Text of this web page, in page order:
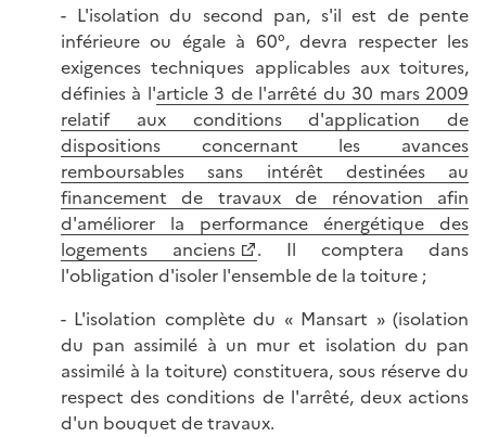
- L'isolation du second pan, s'il est de pente
inférieure ou égale à 60°, devra respecter les
exigences techniques applicables aux toitures,
définies à l'article 3 de l'arrêté du 30 mars 2009
relatif aux conditions d'application de
dispositions concernant les avances
remboursables sans intérêt destinées au
financement de travaux de rénovation afin
d'améliorer la performance énergétique des
logements anciens
. Il comptera dans
l'obligation d'isoler l'ensemble de la toiture ;
- L'isolation complète du « Mansart » (isolation
du pan assimilé à un mur et isolation du pan
assimilé à la toiture) constituera, sous réserve du
respect des conditions de l'arrêté, deux actions
d'un bouquet de travaux.